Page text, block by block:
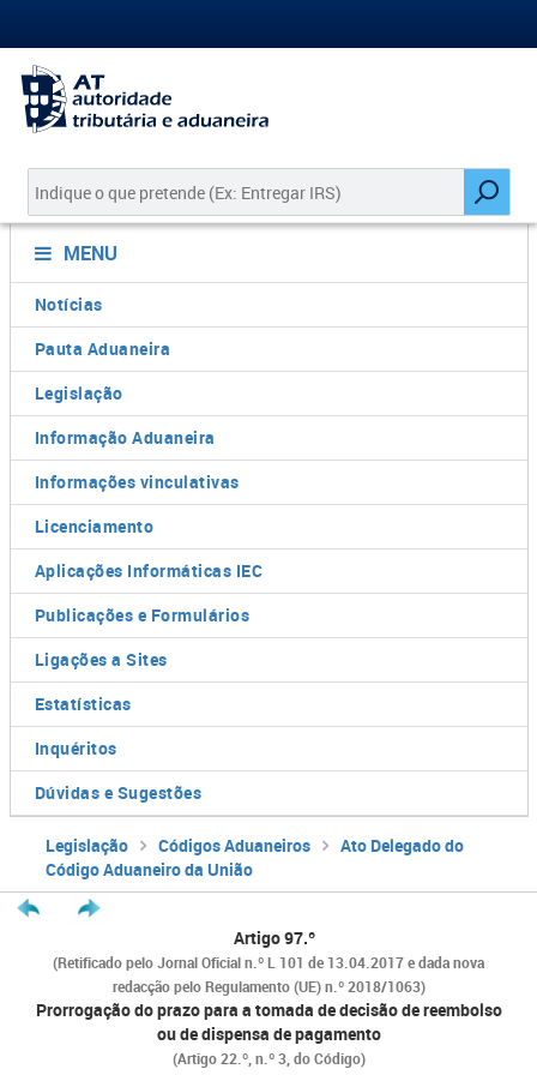
MENU
Notícias
Pauta Aduaneira
Legislação
Informação Aduaneira
Informações vinculativas
Licenciamento
Aplicações Informáticas IEC
Publicações e Formulários
Ligações a Sites
Estatísticas
Inquéritos
Dúvidas e Sugestões
Legislação Códigos Aduaneiros
Ato Delegado do
Código Aduaneiro da União
Artigo 97.º
(Retificado pelo Jornal Oficial n.º L 101 de 13.04.2017 e dada nova
redacção pelo Regulamento (UE) n.º 2018/1063)
Prorrogação do prazo para a tomada de decisão de reembolso
ou de dispensa de pagamento
(Artigo 22.º, n.º 3, do Código)